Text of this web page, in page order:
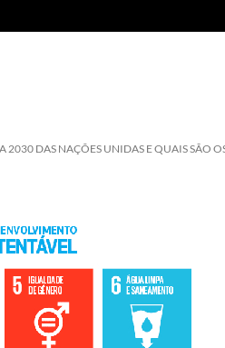
2030 DAS NAÇÕES UNIDAS E QUAIS SÃO